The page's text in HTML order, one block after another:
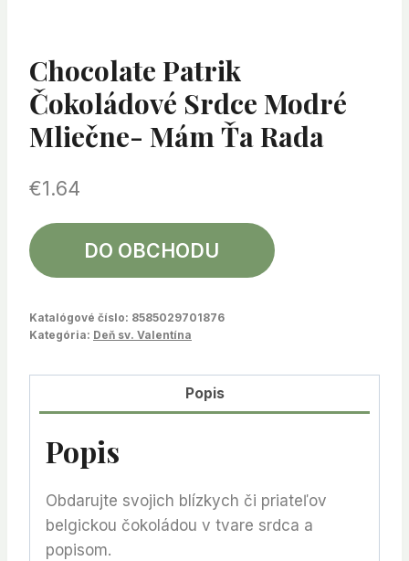
Chocolate Patrik
Čokoládové Srdce Modré
Mliečne- Mám Ťa Rada
€1.64
DO OBCHODU
Katalógové číslo: 8585029701876
Kategória: Deň sv. Valentína
Popis
Popis
Obdarujte svojich blízkych či priateľov
belgickou čokoládou v tvare srdca a
popisom.